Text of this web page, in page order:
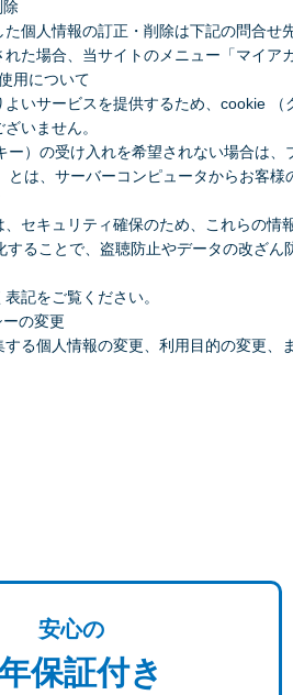
個人情報の訂正・削除は下記の問合せ
れた場合、当サイトのメニュー「マイア
用について
よいサービスを提供するため、cookie
いません。
ー）の受け入れを希望されない場合は、
は、サーバーコンピュータからお客様
セキュリティ確保のため、これらの情
ることで、盗聴防止やデータの改ざん
記をご覧ください。
の変更
る個人情報の変更、利用目的の変更、
安心の
保証付き